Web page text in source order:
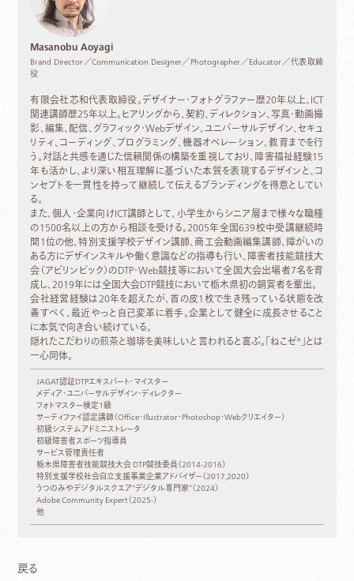
Masanobu Aoyagi
Brand Director／Communication Designer／Photographer／Educator／代表取締
役
有限会社芯和代表取締役。デザイナー・フォトグラファー歴20年以上、ICT
関連講師歴25年以上。ヒアリングから、契約、ディレクション、写真・動画撮
影、編集、配信、グラフィック・Webデザイン、ユニバーサルデザイン、セキュ
リティ、コーディング、プログラミング、機器オペレーション、教育までを行
う。対話と共感を通じた信頼関係の構築を重視しており、障害福祉経験15
年も活かし、より深い相互理解に基づいた本質を表現するデザインと、コ
ンセプトを一貫性を持って継続して伝えるブランディングを得意としてい
る。
また、個人・企業向けICT講師として、小学生からシニア層まで様々な職種
の1500名以上の方から相談を受ける。2005年全国639校中受講継続時
間1位の他、特別支援学校デザイン講師、商工会動画編集講師、障がいの
ある方にデザインスキルや働く意識などの指導も行い、障害者技能競技大
会（アビリンピック）のDTP・Web競技等において全国大会出場者7名を育
成し、2019年には全国大会DTP競技において栃木県初の銅賞者を輩出。
会社経営経験は20年を超えたが、首の皮1枚で生き残っている状態を改
善すべく、最近やっと自己変革に着手。企業として健全に成長させること
に本気で向き合い続けている。
隠れたこだわりの煎茶と珈琲を美味しいと言われると喜ぶ。「ねこゼ®」とは
一心同体。
JAGAT認証DTPエキスパート・マイスター
メディア・ユニバーサルデザイン・ディレクター
フォトマスター検定1級
サーティファイ認定講師（Office・Illustrator・Photoshop・Webクリエイター）
初級システムアドミニストレータ
初級障害者スポーツ指導員
サービス管理責任者
栃木県障害者技能競技大会 DTP競技委員（2014-2016）
特別支援学校社会自立支援事業企業アドバイザー（2017,2020）
うつのみやデジタルスクエア“デジタル専門家”（2024）
Adobe Community Expert（2025-）
他
戻る